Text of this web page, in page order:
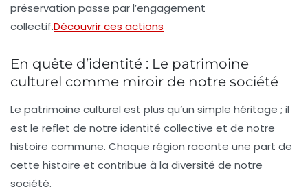
préservation passe par l’engagement
collectif.Découvrir ces actions
En quête d’identité : Le patrimoine
culturel comme miroir de notre société
Le patrimoine culturel est plus qu’un simple héritage ; il
est le reflet de notre identité collective et de notre
histoire commune. Chaque région raconte une part de
cette histoire et contribue à la diversité de notre
société.